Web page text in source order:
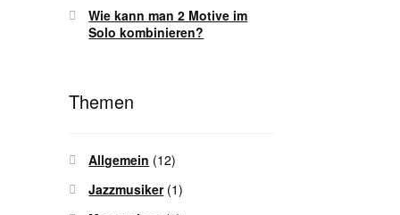
Wie kann man 2 Motive im
Solo kombinieren?
Themen
Allgemein (12)
Jazzmusiker(1)